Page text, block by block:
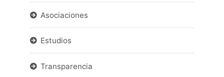
Asociaciones
Estudios
Transparencia